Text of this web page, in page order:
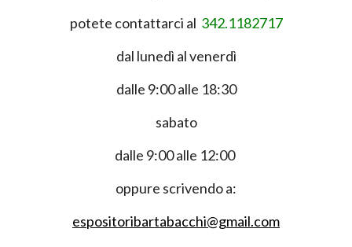
potete contattarci al 342.1182717
dal lunedì al venerdì
dalle 9:00 alle 18:30
sabato
dalle 9:00 alle 12:00
oppure scrivendo a:
espositoribartabacchi@gmail.com